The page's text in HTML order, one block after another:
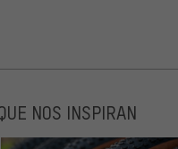
NOS INSPIRAN